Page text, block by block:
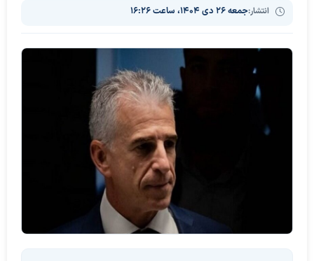
انتشار:جمعه ۲۶ دی ۱۴۰۴، ساعت ۱۶:۲۶